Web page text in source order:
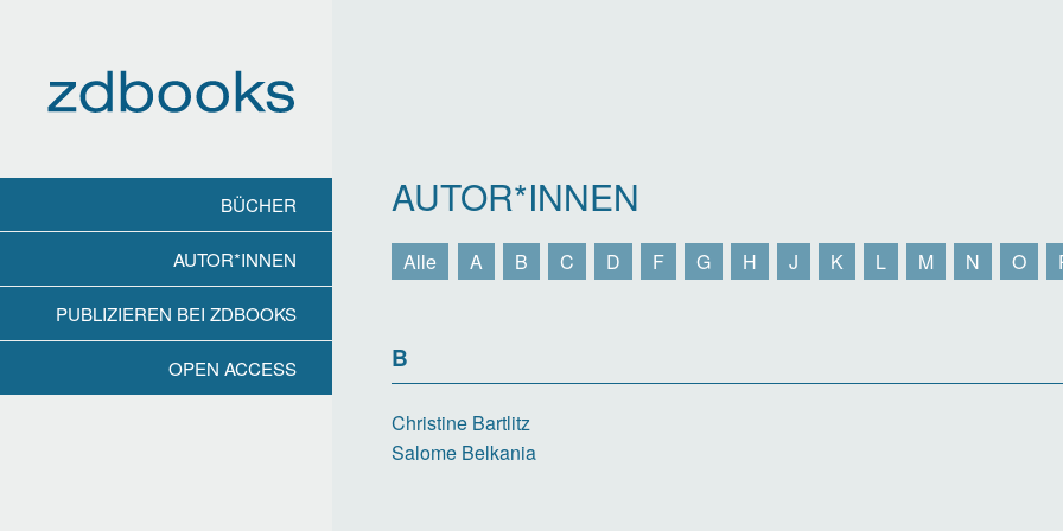
BÜCHER
AUTOR*INNEN
PUBLIZIEREN BEI ZDBOOKS
OPEN ACCESS
AUTOR*INNEN
Alle A B C D F G H J K L M N O
B
Christine Bartlitz
Salome Belkania